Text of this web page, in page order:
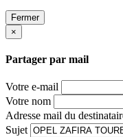
Fermer
×
Partager par mail
Votre e-mail
Votre nom
Adresse mail du
Sujet